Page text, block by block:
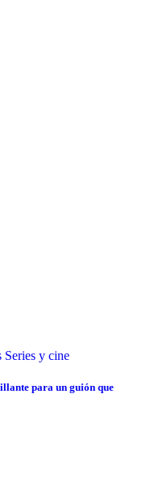
Series y cine
para un guión que